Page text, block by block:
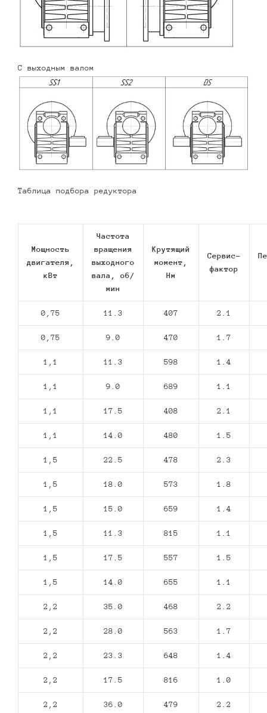
С выходным валом
Таблица подбора редуктора
Мощность
двигателя,
кВт
Частота
вращения
выходного
вала, об/
мин
Крутящий
момент,
Нм
Сервис-
фактор
0,75 11.3 407 2.1
0,75 9.0 470 1.7
1,1 11.3 598 1.4
1,1 9.0 689 1.1
1,1 17.5 408 2.1
1,1 14.0 480 1.5
1,5 22.5 478 2.3
1,5 18.0 573 1.8
1,5 15.0 659 1.4
1,5 11.3 815 1.1
1,5 17.5 557 1.5
1,5 14.0 655 1.1
2,2 35.0 468 2.2
2,2 28.0 563 1.7
2,2 23.3 648 1.4
2,2 17.5 816 1.0
2,2 36.0 479 2.2